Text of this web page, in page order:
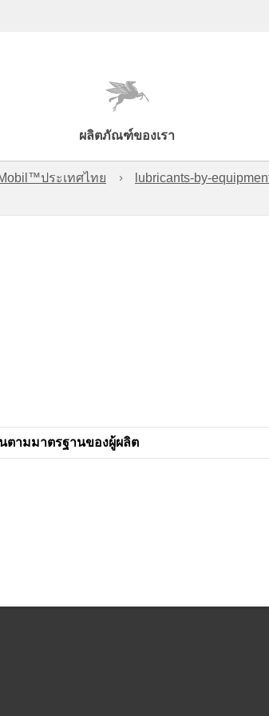
ผลิตภัณฑ์ของเรา
ประเทศไทย lubricants-by-
ตามมาตรฐานของผู้ผลิต